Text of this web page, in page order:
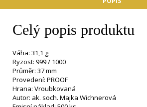
Celý popis produktu
Váha: 31,1 g
Ryzost: 999 / 1000
Průměr: 37 mm
Provedení: PROOF
Hrana: Vroubkovaná
Autor: ak. soch. Majka Wichnerová